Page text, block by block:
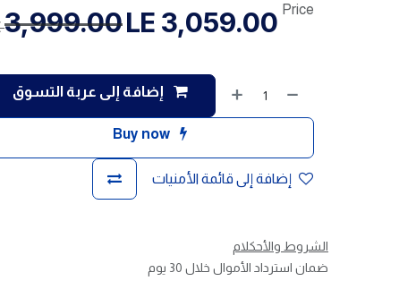
إضافة إلى عربة التسوق
Buy now
إضافة إلى قائمة الأمنيات
Price
3,059.00
3,999.00
LE
الشروط والأحكلام
ضمان استرداد الأموال خلال 30 يوم